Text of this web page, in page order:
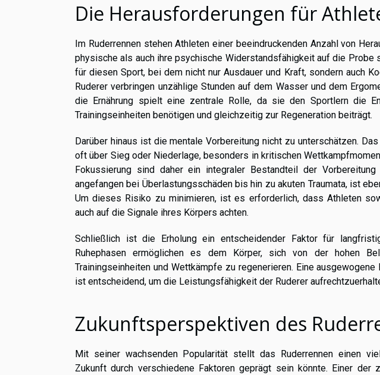
Die Herausforderungen für
Im Ruderrennen stehen Athleten einer beeindruckenden Anzahl von
physische als auch ihre psychische Widerstandsfähigkeit auf die Probe
für diesen Sport, bei dem nicht nur Ausdauer und Kraft, sondern auch
Ruderer verbringen unzählige Stunden auf dem Wasser und dem
die Ernährung spielt eine zentrale Rolle, da sie den Sportlern die
Trainingseinheiten benötigen und gleichzeitig zur Regeneration beiträgt.
Darüber hinaus ist die mentale Vorbereitung nicht zu unterschätzen.
oft über Sieg oder Niederlage, besonders in kritischen
Fokussierung sind daher ein integraler Bestandteil der
angefangen bei Überlastungsschäden bis hin zu akuten Traumata, ist
Um dieses Risiko zu minimieren, ist es erforderlich, dass Athleten
auch auf die Signale ihres Körpers achten.
Schließlich ist die Erholung ein entscheidender Faktor für
Ruhephasen ermöglichen es dem Körper, sich von der hohen
Trainingseinheiten und Wettkämpfe zu regenerieren. Eine
ist entscheidend, um die Leistungsfähigkeit der Ruderer
Zukunftsperspektiven des
Mit seiner wachsenden Popularität stellt das Ruderrennen einen
Zukunft durch verschiedene Faktoren geprägt sein könnte. Einer der